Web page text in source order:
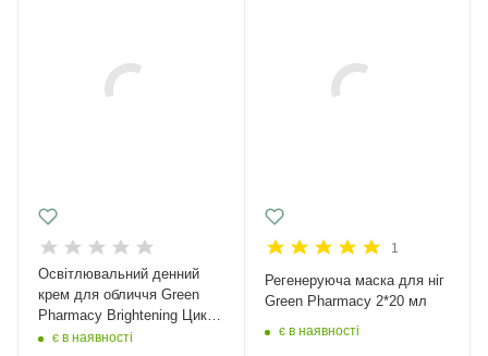
Освітлювальний денний
крем для обличчя Green
Pharmacy Brightening Цика
+ Вітамін С SPF 50+
є в наявності
1
Регенеруюча маска для ніг
Green Рharmacy 2*20 мл
є в наявності